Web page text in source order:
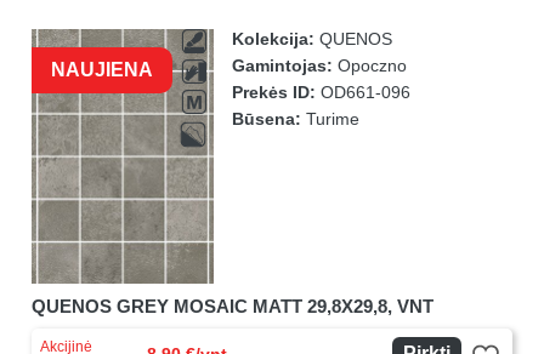
NAUJIENA
Kolekcija: QUENOS
Gamintojas: Opoczno
Prekės ID: OD661-096
Būsena: Turime
QUENOS GREY MOSAIC MATT 29,8X29,8, VNT
Akcijinė